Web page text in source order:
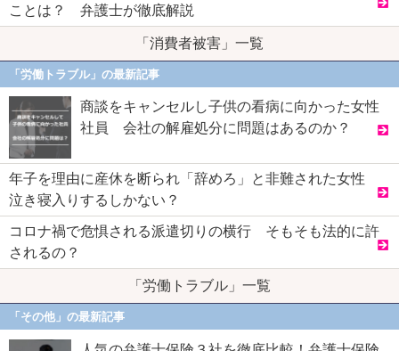
ことは？ 弁護士が徹底解説
「消費者被害」一覧
「労働トラブル」の最新記事
商談をキャンセルし子供の看病に向かった女性
社員 会社の解雇処分に問題はあるのか？
年子を理由に産休を断られ「辞めろ」と非難された女性
泣き寝入りするしかない？
コロナ禍で危惧される派遣切りの横行 そもそも法的に許
されるの？
「労働トラブル」一覧
「その他」の最新記事